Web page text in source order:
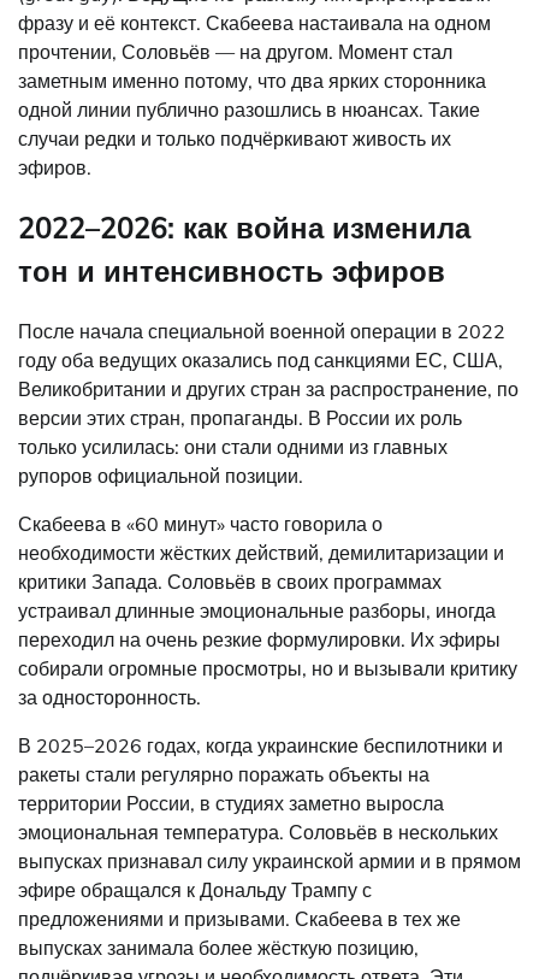
фразу и её контекст. Скабеева настаивала на одном
прочтении, Соловьёв — на другом. Момент стал
заметным именно потому, что два ярких сторонника
одной линии публично разошлись в нюансах. Такие
случаи редки и только подчёркивают живость их
эфиров.
2022–2026: как война изменила
тон и интенсивность эфиров
После начала специальной военной операции в 2022
году оба ведущих оказались под санкциями ЕС, США,
Великобритании и других стран за распространение, по
версии этих стран, пропаганды. В России их роль
только усилилась: они стали одними из главных
рупоров официальной позиции.
Скабеева в «60 минут» часто говорила о
необходимости жёстких действий, демилитаризации и
критики Запада. Соловьёв в своих программах
устраивал длинные эмоциональные разборы, иногда
переходил на очень резкие формулировки. Их эфиры
собирали огромные просмотры, но и вызывали критику
за односторонность.
В 2025–2026 годах, когда украинские беспилотники и
ракеты стали регулярно поражать объекты на
территории России, в студиях заметно выросла
эмоциональная температура. Соловьёв в нескольких
выпусках признавал силу украинской армии и в прямом
эфире обращался к Дональду Трампу с
предложениями и призывами. Скабеева в тех же
выпусках занимала более жёсткую позицию,